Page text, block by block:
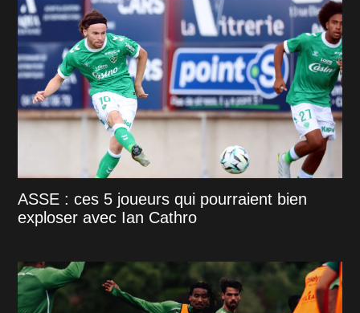
ASSE : ces 5 joueurs qui pourraient bien
exploser avec Ian Cathro